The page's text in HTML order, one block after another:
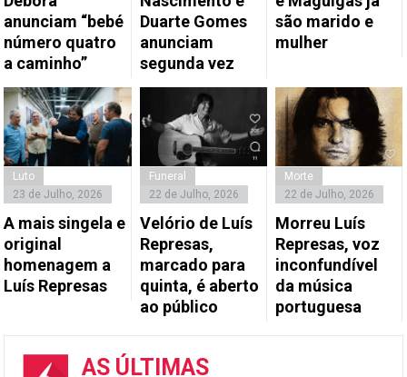
anunciam “bebé
número quatro
a caminho”
Duarte Gomes
anunciam
segunda vez
são marido e
mulher
Luto
23 de Julho, 2026
A mais singela e
original
homenagem a
Luís Represas
Funeral
22 de Julho, 2026
Velório de Luís
Represas,
marcado para
quinta, é aberto
ao público
Morte
22 de Julho, 2026
Morreu Luís
Represas, voz
inconfundível
da música
portuguesa
AS ÚLTIMAS